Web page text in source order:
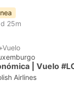
25m
| Vuelo
Airlines